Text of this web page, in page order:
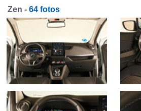
Zen - 64 fotos